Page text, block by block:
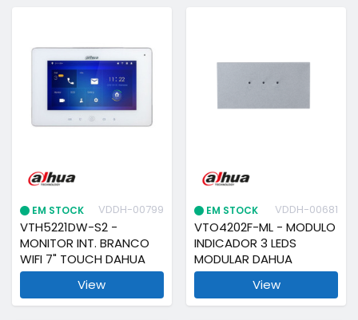
EM STOCK VDDH-00799
VTH5221DW-S2 -
MONITOR INT. BRANCO
WIFI 7" TOUCH DAHUA
View
EM STOCK VDDH-00681
VTO4202F-ML - MODULO
INDICADOR 3 LEDS
MODULAR DAHUA
View